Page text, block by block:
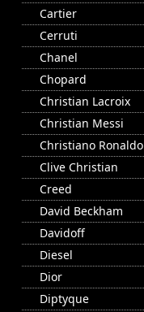
Cartier
Cerruti
Chanel
Chopard
Christian Lacroix
Christian Messi
Christiano Ronaldo
Clive Christian
Creed
David Beckham
Davidoff
Diesel
Dior
Diptyque